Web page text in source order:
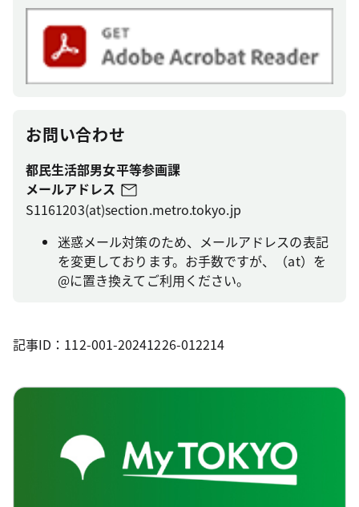
お問い合わせ
都民生活部男女平等参画課
メールアドレス
S1161203(at)section.metro.tokyo.jp
迷惑メール対策のため、メールアドレスの表記
を変更しております。お手数ですが、（at）を
@に置き換えてご利用ください。
記事ID：112-001-20241226-012214